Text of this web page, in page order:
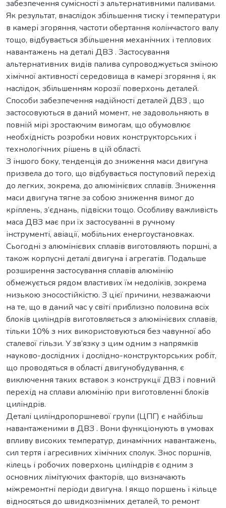
забезпечення сумісності з альтернативними паливами.
Як результат, внаслідок збільшення тиску і температури
в камері згоряння, частоти обертання колінчастого валу
тощо, відбувається збільшення механічних і теплових
навантажень на деталі ДВЗ . Застосування
альтернативних видів палива супроводжується зміною
хімічної активності середовища в камері згоряння і, як
наслідок, збільшенням корозії поверхонь деталей.
Способи забезпечення надійності деталей ДВЗ , що
застосовуються в даний момент, не задовольняють в
повній мірі зростаючим вимогам, що обумовлює
необхідність розробки нових конструкторських і
технологічних рішень в цій області.
З іншого боку, тенденція до зниження маси двигуна
призвела до того, що відбувається поступовий перехід
до легких, зокрема, до алюмінієвих сплавів. Зниження
маси двигуна тягне за собою зниження вимог до
кріплень, з’єднань, підвіски тощо. Особливу важливість
маса ДВЗ має при їх застосуванні в ручному
інструменті, авіації, мобільних енергоустановках.
Сьогодні з алюмінієвих сплавів виготовляють поршні, а
також корпусні деталі двигуна і агрегатів. Подальше
розширення застосування сплавів алюмінію
обмежується рядом властивих їм недоліків, зокрема
низькою зносостійкістю. З цієї причини, незважаючи
на те, що в даний час у світі приблизно половина всіх
блоків циліндрів виготовляється з алюмінієвих сплавів,
тільки 10% з них використовуються без чавунної або
сталевої гільзи. У зв’язку з цим одним з напрямків
науково-дослідних і дослідно-конструкторських робіт,
що проводяться в області двигунобудування, є
виключення таких вставок з конструкції ДВЗ і повний
перехід на сплави алюмінію при виготовленні блоків
циліндрів.
Деталі циліндропоршневої групи (ЦПГ) є найбільш
навантаженими в ДВЗ . Вони функціонують в умовах
впливу високих температур, динамічних навантажень,
сил тертя і агресивних хімічних сполук. Знос поршнів,
кілець і робочих поверхонь циліндрів є одним з
основних лімітуючих факторів, що визначають
міжремонтні періоди двигуна. І якщо поршень і кільце
відносяться до швидкознімних деталей, то ремонт